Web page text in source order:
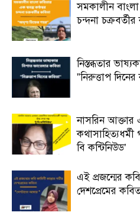
সমকালীন বাংলা
চন্দনা
নিস্তব্ধতার
”নিরুত্তাপ
নাসরিন আক্তার
বি কন্টিনিউড’
এই প্রজন্মের
দেশপ্রেমের